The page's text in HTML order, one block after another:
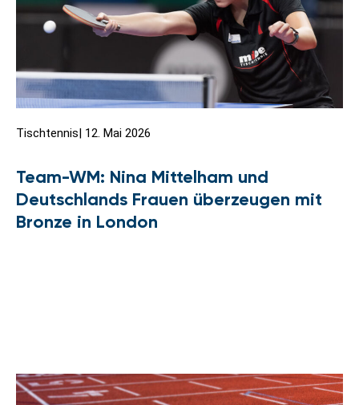
Tischtennis| 12. Mai 2026
Team-WM: Nina Mittelham und
Deutschlands Frauen überzeugen mit
Bronze in London